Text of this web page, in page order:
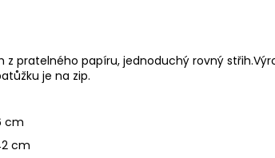
z pratelného papíru, jednoduchý rovný
je na zip.
cm
cm